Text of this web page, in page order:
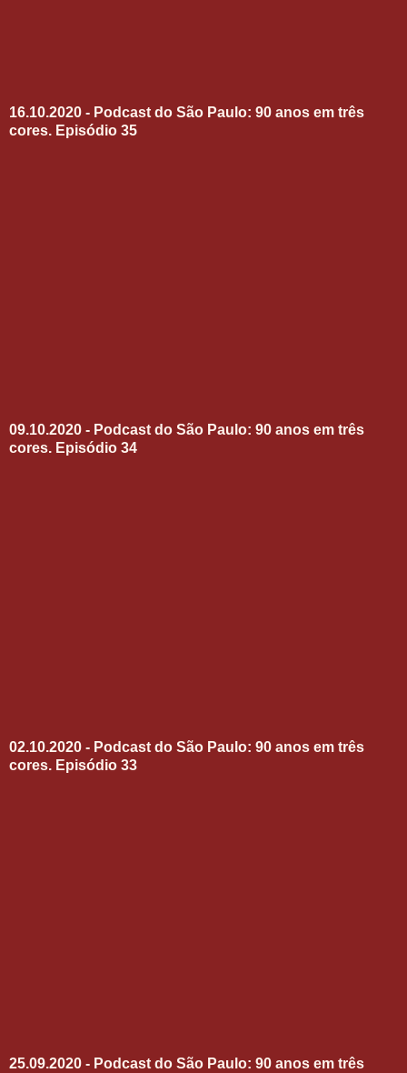
16.10.2020 - Podcast do São Paulo: 90 anos em três
cores. Episódio 35
09.10.2020 - Podcast do São Paulo: 90 anos em três
cores. Episódio 34
02.10.2020 - Podcast do São Paulo: 90 anos em três
cores. Episódio 33
25.09.2020 - Podcast do São Paulo: 90 anos em três